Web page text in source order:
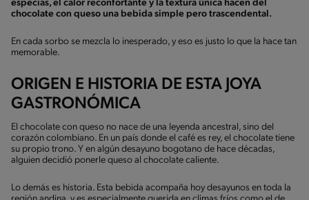
especias, el calor reconfortante y la textura única hacen del
chocolate con queso una bebida simple pero trascendental.
En cada sorbo se mezcla lo inesperado, y eso es justo lo que la hace tan
memorable.
ORIGEN E HISTORIA DE ESTA JOYA
GASTRONÓMICA
El chocolate con queso no nace de una leyenda ancestral, sino del
corazón colombiano. En un país donde el café es rey, el chocolate tiene
su propio trono. Y en algún desayuno bogotano de hace décadas,
alguien decidió ponerle queso al chocolate caliente.
Lo demás es historia. Esta bebida acompaña hoy desayunos en toda la